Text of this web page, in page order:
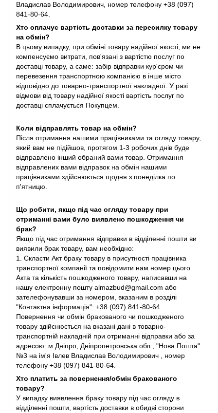
Владислав Володимирович, номер телефону +38 (097)
841-80-64.
Хто оплачує вартість доставки за пересилку товару
на обмін?
В цьому випадку, при обміні товару надійної якості, ми не
компенсуємо витрати, пов'язані з вартістю послуг по
доставці товару, а саме: забір відправки кур'єром чи
перевезення транспортною компанією в інше місто
відповідно до товарно-транспортної накладної. У разі
відмови від товару надійної якості вартість послуг по
доставці сплачується Покупцем.
Коли відправлять товар на обмін?
Після отримання нашими працівниками та огляду товару,
який вам не підійшов, протягом 1-3 робочих днів буде
відправлено інший обраний вами товар. Отримання
відправлених вами відправок на обмін нашими
працівниками здійснюється щодня з понеділка по
п'ятницю.
Що робити, якщо під час огляду товару при
отриманні вами було виявлено пошкодження чи
брак?
Якщо під час отримання відправки в відділенні пошти ви
виявили брак товару, вам необхідно:
1. Скласти Акт браку товару в присутності працівника
транспортної компанії та повідомити нам номер цього
Акта та кількість пошкодженого товару, написавши на
нашу електронну пошту almazbud@gmail.com або
зателефонувавши за номером, вказаним в розділі
"Контактна інформація": +38 (097) 841-80-64.
Повернення чи обмін бракованого чи пошкодженого
товару здійснюється на вказані дані в товарно-
транспортній накладній при отриманні відправки або за
адресою: м.Дніпро, Дніпропетровська обл., "Нова Пошта"
№3 на ім'я Івлев Владислав Володимирович , номер
телефону +38 (097) 841-80-64.
Хто платить за повернення/обмін бракованого
товару?
У випадку виявлення браку товару під час огляду в
відділенні пошти, вартість доставки в обидві сторони